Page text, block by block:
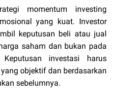
momentum investing
yang kuat. Investor
keputusan beli atau jual
saham dan bukan pada
investasi harus
objektif dan berdasarkan
sebelumnya.